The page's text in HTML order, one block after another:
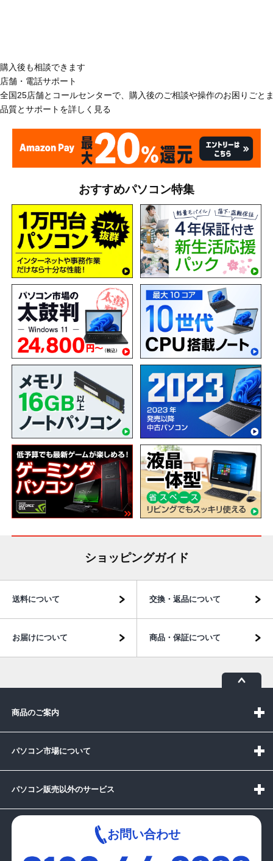
購入後も相談できます
店舗・電話サポート
全国25店舗とコールセンターで、購入後のご相談や操作のお困りごと
品質とサポートを詳しく見る
おすすめパソコン特集
ショッピングガイド
送料について 交換・返品について
お届けについて 商品・保証について
商品のご案内
パソコン市場について
パソコン販売以外のサービス
お問い合わせ